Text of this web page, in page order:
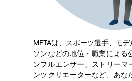
METAは、スポーツ選手、モ
ソンなどの地位・職業による
ンフルエンサー、ストリーマ
ンツクリエーターなど、あな